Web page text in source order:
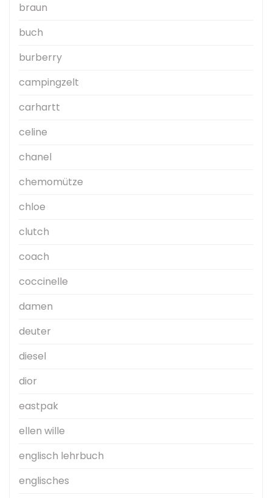
braun
buch
burberry
campingzelt
carhartt
celine
chanel
chemomütze
chloe
clutch
coach
coccinelle
damen
deuter
diesel
dior
eastpak
ellen wille
englisch lehrbuch
englisches